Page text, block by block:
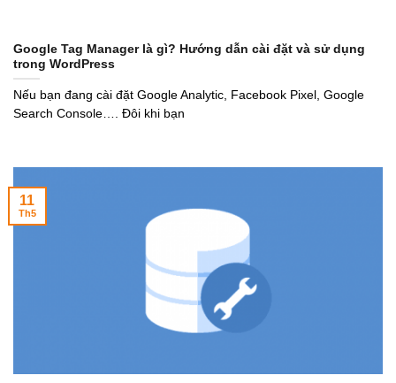
Google Tag Manager là gì? Hướng dẫn cài đặt và sử dụng
trong WordPress
Nếu bạn đang cài đặt Google Analytic, Facebook Pixel, Google
Search Console…. Đôi khi bạn
11
Th5